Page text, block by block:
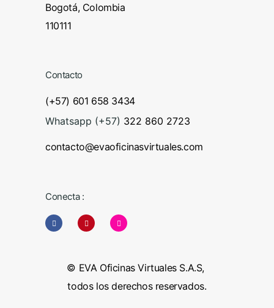
Bogotá, Colombia
110111
Contacto
(+57) 601 658 3434
Whatsapp (+57) 322 860 2723
contacto@evaoficinasvirtuales.com
Conecta :
© EVA Oficinas Virtuales S.A.S,
todos los derechos reservados.